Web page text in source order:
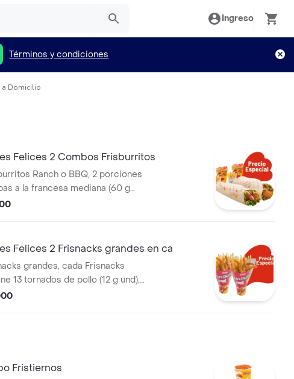
Ingreso
Términos y condiciones
a Domicilio
Felices 2 Combos Frisburritos
Ranch o BBQ, 2 porciones
a la francesa mediana (60 g
gaseosas (325 ml)
Felices 2 Frisnacks grandes en ca
grandes, cada Frisnacks
13 tornados de pollo (12 g und),
la francesa grande (100 g )y
Fristiernos